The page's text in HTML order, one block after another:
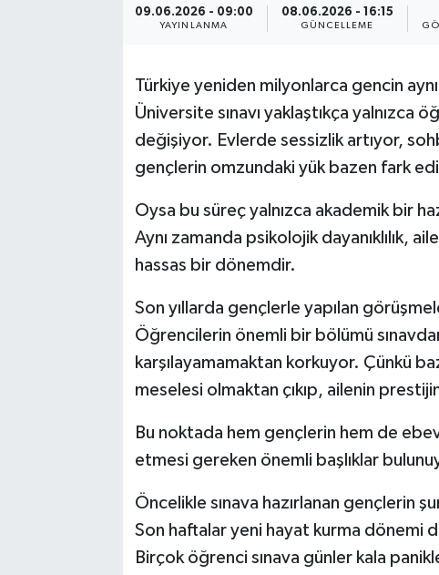
09.06.2026 - 09:00
YAYINLANMA
08.06.2026 - 16:15
GÜNCELLEME
Türkiye yeniden milyonlarca gencin
Üniversite sınavı yaklaştıkça yalnızca
değişiyor. Evlerde sessizlik artıyor,
gençlerin omzundaki yük bazen fark
Oysa bu süreç yalnızca akademik bir
Aynı zamanda psikolojik dayanıklılık,
hassas bir dönemdir.
Son yıllarda gençlerle yapılan
Öğrencilerin önemli bir bölümü
karşılayamamaktan korkuyor. Çünkü
meselesi olmaktan çıkıp, ailenin
Bu noktada hem gençlerin hem de
etmesi gereken önemli başlıklar
Öncelikle sınava hazırlanan gençlerin
Son haftalar yeni hayat kurma dönemi
Birçok öğrenci sınava günler kala